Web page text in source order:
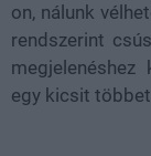
on, nálunk
rendszerint
megjelenéshez
egy kicsit